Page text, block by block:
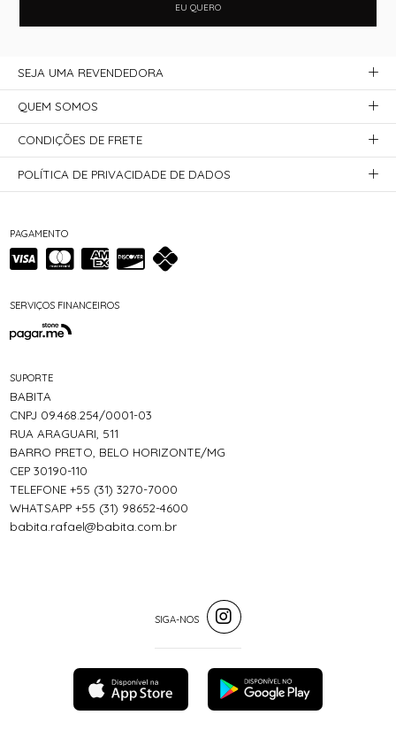
EU QUERO
PAGAMENTO
SERVIÇOS FINANCEIROS
SUPORTE
BABITA
CNPJ 09.468.254/0001-03
RUA ARAGUARI, 511
BARRO PRETO, BELO HORIZONTE/MG
CEP 30190-110
TELEFONE +55 (31) 3270-7000
WHATSAPP +55 (31) 98652-4600
babita.rafael@babita.com.br
SEJA UMA REVENDEDORA
QUEM SOMOS
CONDIÇÕES DE FRETE
POLÍTICA DE PRIVACIDADE DE DADOS